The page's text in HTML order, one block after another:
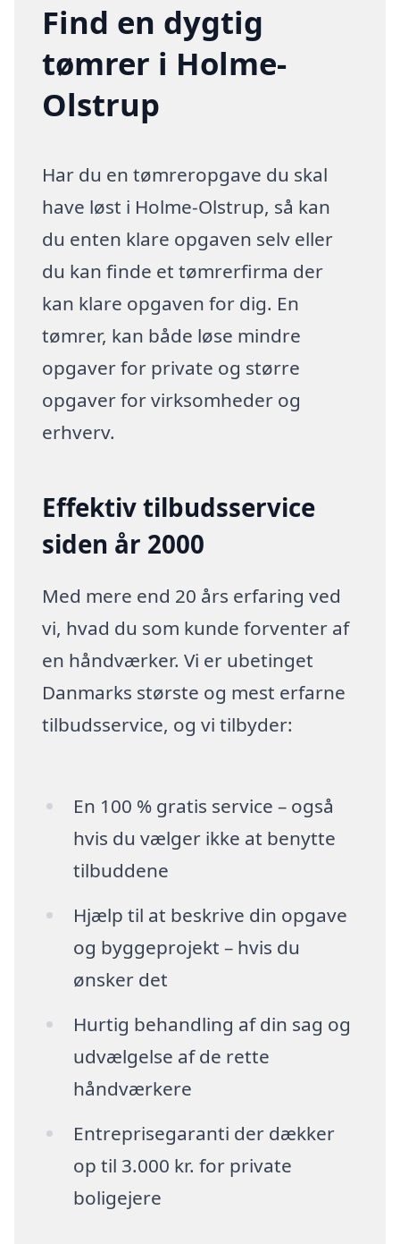
Find en dygtig
tømrer i Holme-
Olstrup
Har du en tømreropgave du skal
have løst i Holme-Olstrup, så kan
du enten klare opgaven selv eller
du kan finde et tømrerfirma der
kan klare opgaven for dig. En
tømrer, kan både løse mindre
opgaver for private og større
opgaver for virksomheder og
erhverv.
Effektiv tilbudsservice
siden år 2000
Med mere end 20 års erfaring ved
vi, hvad du som kunde forventer af
en håndværker. Vi er ubetinget
Danmarks største og mest erfarne
tilbudsservice, og vi tilbyder:
En 100 % gratis service – også
hvis du vælger ikke at benytte
tilbuddene
Hjælp til at beskrive din opgave
og byggeprojekt – hvis du
ønsker det
Hurtig behandling af din sag og
udvælgelse af de rette
håndværkere
Entreprisegaranti der dækker
op til 3.000 kr. for private
boligejere